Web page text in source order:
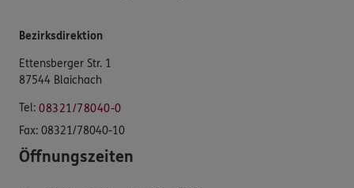
Bezirksdirektion
Ettensberger Str. 1
87544 Blaichach
Tel: 08321/78040-0
Fax: 08321/78040-10
Öffnungszeiten